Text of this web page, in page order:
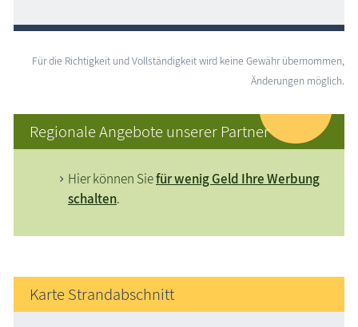
Für die Richtigkeit und Vollständigkeit wird keine Gewähr übernommen,
Änderungen möglich.
Regionale Angebote unserer Partner
Hier können Siefür wenig Geld Ihre Werbung
schalten.
Karte Strandabschnitt